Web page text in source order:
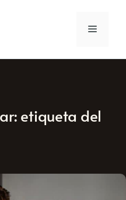
Menú
etiqueta del